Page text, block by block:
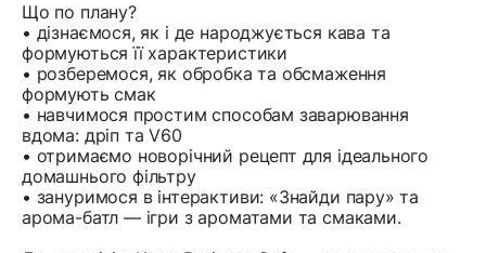
Що по плану?
• дізнаємося, як і де народжується кава та
формуються її характеристики
• розберемося, як обробка та обсмаження
формують смак
• навчимося простим способам заварювання
вдома: дріп та V60
• отримаємо новорічний рецепт для ідеального
домашнього фільтру
• зануримося в інтерактиви: «Знайди пару» та
арома-батл — ігри з ароматами та смаками.